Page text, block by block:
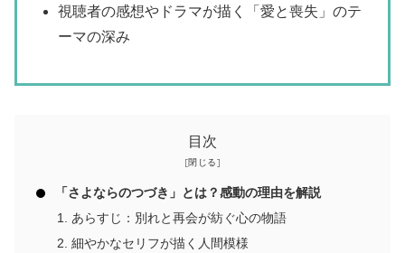
視聴者の感想やドラマが描く「愛と喪失」のテ
ーマの深み
目次
「さよならのつづき」とは？感動の理由を解説
あらすじ：別れと再会が紡ぐ心の物語
細やかなセリフが描く人間模様